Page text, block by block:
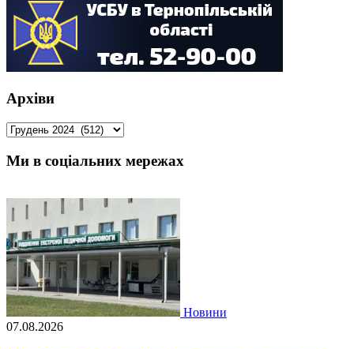
Архіви
Архіви
Ми в соціальних мережах
Новини
07.08.2026